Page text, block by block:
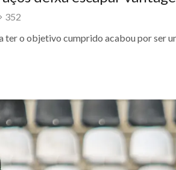
352
ter o objetivo cumprido acabou por ser